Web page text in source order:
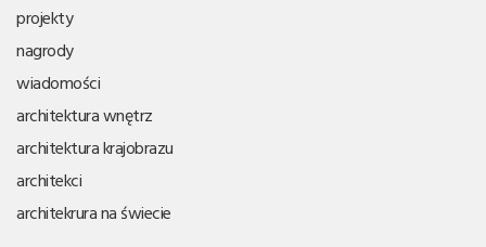
projekty
nagrody
wiadomości
architektura wnętrz
architektura krajobrazu
architekci
architekrura na świecie